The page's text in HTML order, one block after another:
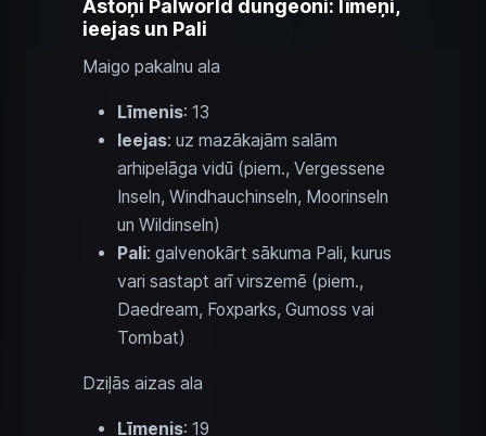
Astoņi Palworld dungeoni: līmeņi,
ieejas un Pali
Maigo pakalnu ala
Līmenis: 13
Ieejas: uz mazākajām salām
arhipelāga vidū (piem., Vergessene
Inseln, Windhauchinseln, Moorinseln
un Wildinseln)
Pali: galvenokārt sākuma Pali, kurus
vari sastapt arī virszemē (piem.,
Daedream, Foxparks, Gumoss vai
Tombat)
Dziļās aizas ala
Līmenis: 19